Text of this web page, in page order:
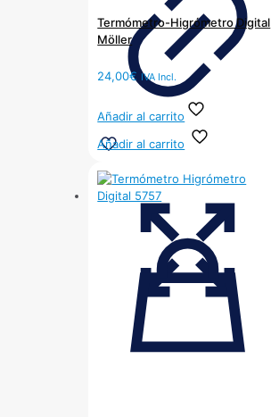
Termómetro-Higrómetro Digital
Möller
24,00€ IVA Incl.
Añadir al carrito
Añadir al carrito